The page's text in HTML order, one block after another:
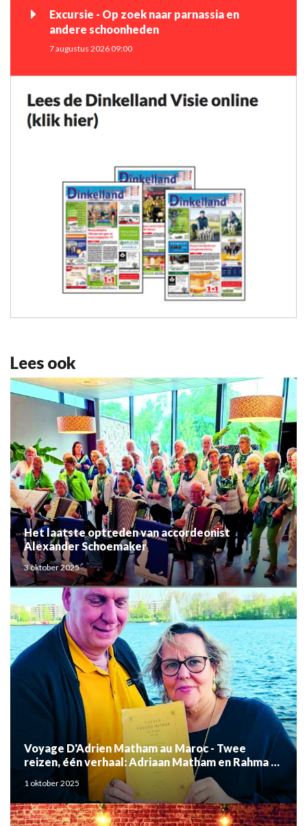
Excursie - Op zoek naar parnassia en
andere schoonheden
7 augustus 2026 09:00
Lees ook
Het laatste optreden van accordeonist
Alexander Schoemaker
3 oktober 2025
Voyage D'Adrien Matham au Maroc - Twee
reizen, één verhaal: Adriaan Matham en Rahma el
Mouden
1 oktober 2025